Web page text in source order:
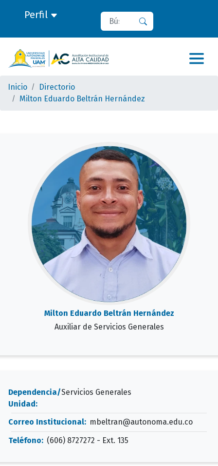
Perfil Buscar
Inicio
Directorio
Milton Eduardo Beltrán Hernández
Milton Eduardo Beltrán Hernández
Auxiliar de Servicios Generales
Dependencia/
Unidad:
Servicios Generales
Correo Institucional: mbeltran@autonoma.edu.co
Teléfono: (606) 8727272 - Ext. 135